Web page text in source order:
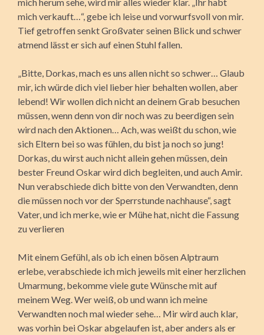
mich verkauft…“, gebe ich leise und vorwurfsvoll von mir.
Tief getroffen senkt Großvater seinen Blick und schwer
atmend lässt er sich auf einen Stuhl fallen.
„Bitte, Dorkas, mach es uns allen nicht so schwer… Glaub
mir, ich würde dich viel lieber hier behalten wollen, aber
lebend! Wir wollen dich nicht an deinem Grab besuchen
müssen, wenn denn von dir noch was zu beerdigen sein
wird nach den Aktionen… Ach, was weißt du schon, wie
sich Eltern bei so was fühlen, du bist ja noch so jung!
Dorkas, du wirst auch nicht allein gehen müssen, dein
bester Freund Oskar wird dich begleiten, und auch Amir.
Nun verabschiede dich bitte von den Verwandten, denn
die müssen noch vor der Sperrstunde nachhause“, sagt
Vater, und ich merke, wie er Mühe hat, nicht die Fassung
zu verlieren
Mit einem Gefühl, als ob ich einen bösen Alptraum
erlebe, verabschiede ich mich jeweils mit einer herzlichen
Umarmung, bekomme viele gute Wünsche mit auf
meinem Weg. Wer weiß, ob und wann ich meine
Verwandten noch mal wieder sehe… Mir wird auch klar,
was vorhin bei Oskar abgelaufen ist, aber anders als er